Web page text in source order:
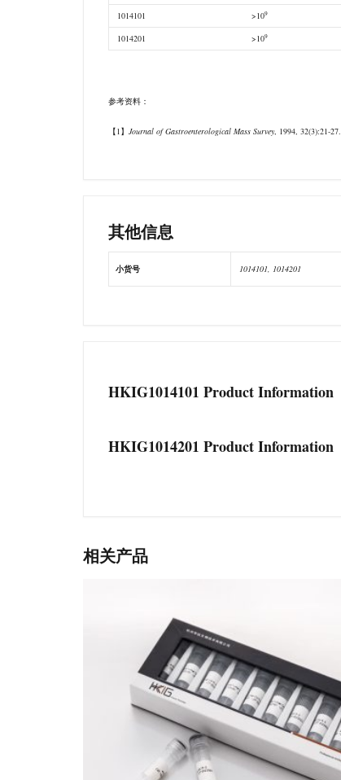
1014101
>109
1014201
>109
参考资料：
【1】 Journal of Gastroenterological Mass Survey, 1994, 32(3):21-27.
其他信息
小货号 1014101, 1014201
HKIG1014101 Product Information
HKIG1014201 Product Information
相关产品